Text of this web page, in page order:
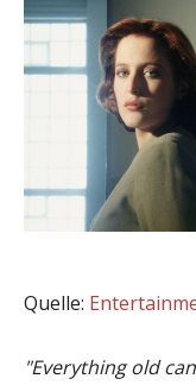
Quelle:
"Everything old